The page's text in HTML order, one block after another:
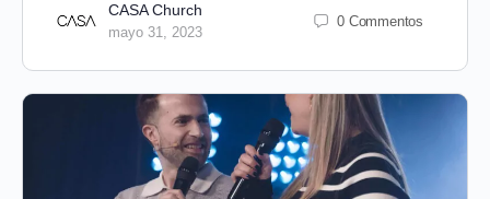
CASA Church
mayo 31, 2023
0 Commentos